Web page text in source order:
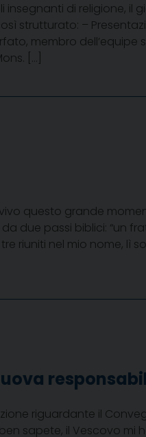
insegnanti di religione,
strutturato: –
membro dell’equipe
[…]
questo grande
due passi biblici: “un
riuniti nel mio nome, lì
riguardante il
sapete, il Vescovo